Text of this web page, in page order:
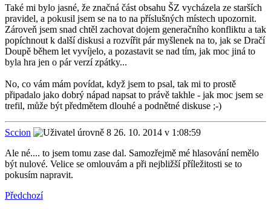
Také mi bylo jasné, že značná část obsahu ŠZ vycházela ze starších
pravidel, a pokusil jsem se na to na příslušných místech upozornit.
Zároveň jsem snad chtěl zachovat dojem generačního konfliktu a tak
popíchnout k další diskusi a rozvířit pár myšlenek na to, jak se Dračí
Doupě během let vyvíjelo, a pozastavit se nad tím, jak moc jiná to
byla hra jen o pár verzí zpátky...
No, co vám mám povídat, když jsem to psal, tak mi to prostě
připadalo jako dobrý nápad napsat to právě takhle - jak moc jsem se
trefil, může být předmětem dlouhé a podnětné diskuse ;-)
Sccion
26. 10. 2014 v 1:08:59
Ale né.... to jsem tomu zase dal. Samozřejmě mé hlasování nemělo
být nulové. Velice se omlouvám a při nejbližší příležitosti se to
pokusím napravit.
Předchozí